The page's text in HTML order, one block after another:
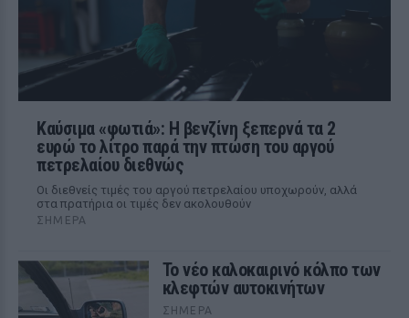
Καύσιμα «φωτιά»: Η βενζίνη ξεπερνά τα 2
ευρώ το λίτρο παρά την πτώση του αργού
πετρελαίου διεθνώς
Οι διεθνείς τιμές του αργού πετρελαίου υποχωρούν, αλλά
στα πρατήρια οι τιμές δεν ακολουθούν
ΣΉΜΕΡΑ
Το νέο καλοκαιρινό κόλπο των
κλεφτών αυτοκινήτων
ΣΉΜΕΡΑ